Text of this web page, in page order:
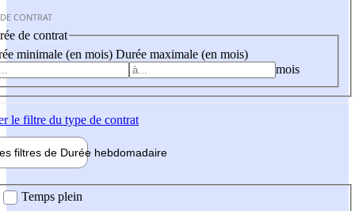
CONTRAT
de contrat
minimale (en mois) Durée maximale (en mois)
mois
le filtre du type de contrat
filtres de Durée hebdomadaire
Temps plein